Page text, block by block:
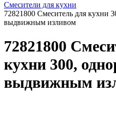
Смесители для кухни
72821800 Смеситель для кухни
выдвижным изливом
72821800
кухни 300,
выдвижным